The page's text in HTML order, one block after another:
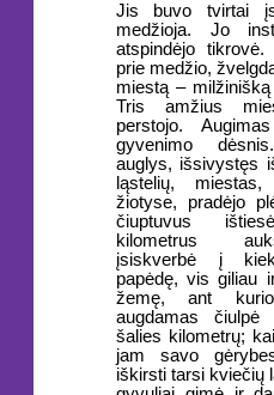
Jis buvo tvirtai
medžioja. Jo
atspindėjo
prie medžio,
miestą –
Tris amžius
perstojo.
gyvenimo
auglys, išsivystęs
ląstelių,
žiotyse, pradėjo
čiuptuvus
kilometrus
įsiskverbė į
papėdę, vis giliau
žemę, ant
augdamas
šalies kilometrų;
jam savo
iškirsti tarsi kviečių